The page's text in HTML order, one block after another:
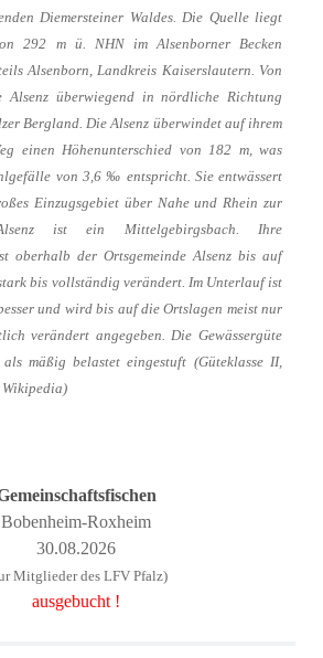
Diemersteiner Waldes. Die Quelle liegt
292 m ü. NHN im Alsenborner Becken
Alsenborn, Landkreis Kaiserslautern. Von
überwiegend in nördliche Richtung
Bergland. Die Alsenz überwindet auf ihrem
einen Höhenunterschied von 182 m, was
von 3,6 ‰ entspricht. Sie entwässert
Einzugsgebiet über Nahe und Rhein zur
ist ein Mittelgebirgsbach. Ihre
oberhalb der Ortsgemeinde Alsenz bis auf
bis vollständig verändert. Im Unterlauf ist
und wird bis auf die Ortslagen meist nur
verändert angegeben. Die Gewässergüte
mäßig belastet eingestuft (Güteklasse II,
Bobenheim-Roxheim
30.08.2026
Mitglieder des LFV Pfalz)
ausgebucht !